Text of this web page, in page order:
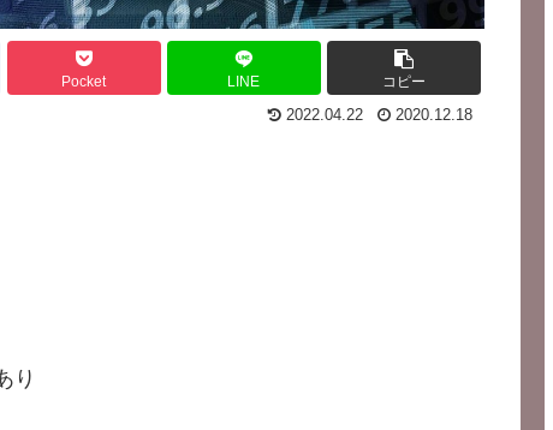
Pocket LINE コピー
2022.04.22 2020.12.18
り